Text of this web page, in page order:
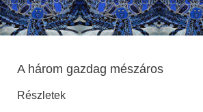
A három gazdag mészáros
Részletek